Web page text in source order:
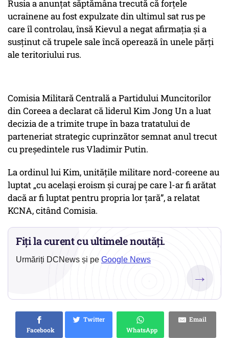
Rusia a anunțat săptămâna trecută că forțele
ucrainene au fost expulzate din ultimul sat rus pe
care îl controlau, însă Kievul a negat afirmația și a
susținut că trupele sale încă operează în unele părți
ale teritoriului rus.
Comisia Militară Centrală a Partidului Muncitorilor
din Coreea a declarat că liderul Kim Jong Un a luat
decizia de a trimite trupe în baza tratatului de
parteneriat strategic cuprinzător semnat anul trecut
cu președintele rus Vladimir Putin.
La ordinul lui Kim, unitățile militare nord-coreene au
luptat „cu același eroism și curaj pe care l-ar fi arătat
dacă ar fi luptat pentru propria lor țară”, a relatat
KCNA, citând Comisia.
Fiți la curent cu ultimele noutăți.
Urmăriți DCNews și pe Google News
→
Facebook
Twitter
WhatsApp
Email